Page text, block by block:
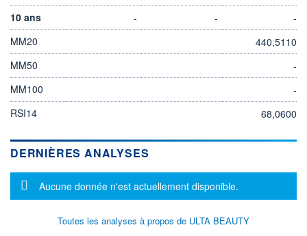
10 ans
- -
-
MM20
440,5110
MM50
-
MM100
-
RSI14
68,0600
DERNIÈRES ANALYSES
Message d'information
Aucune donnée n'est actuellement disponible.
Toutes les analyses à propos de ULTA BEAUTY